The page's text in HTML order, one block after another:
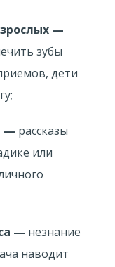
—
зубы
дети
— рассказы
или
— незнание
наводит